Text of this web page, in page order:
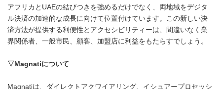
アフリカとUAEの結びつきを強めるだけでなく、両地域をデジタ
ル決済の加速的な成長に向けて位置付けています。この新しい決
済方法が提供する利便性とアクセシビリティーは、間違いなく業
界関係者、一般市民、顧客、加盟店に利益をもたらすでしょう。
▽ Magnatiについて
Magnatiは、ダイレクトアクワイアリング、イシュアープロセッシ